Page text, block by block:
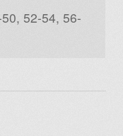
52-54, 56-